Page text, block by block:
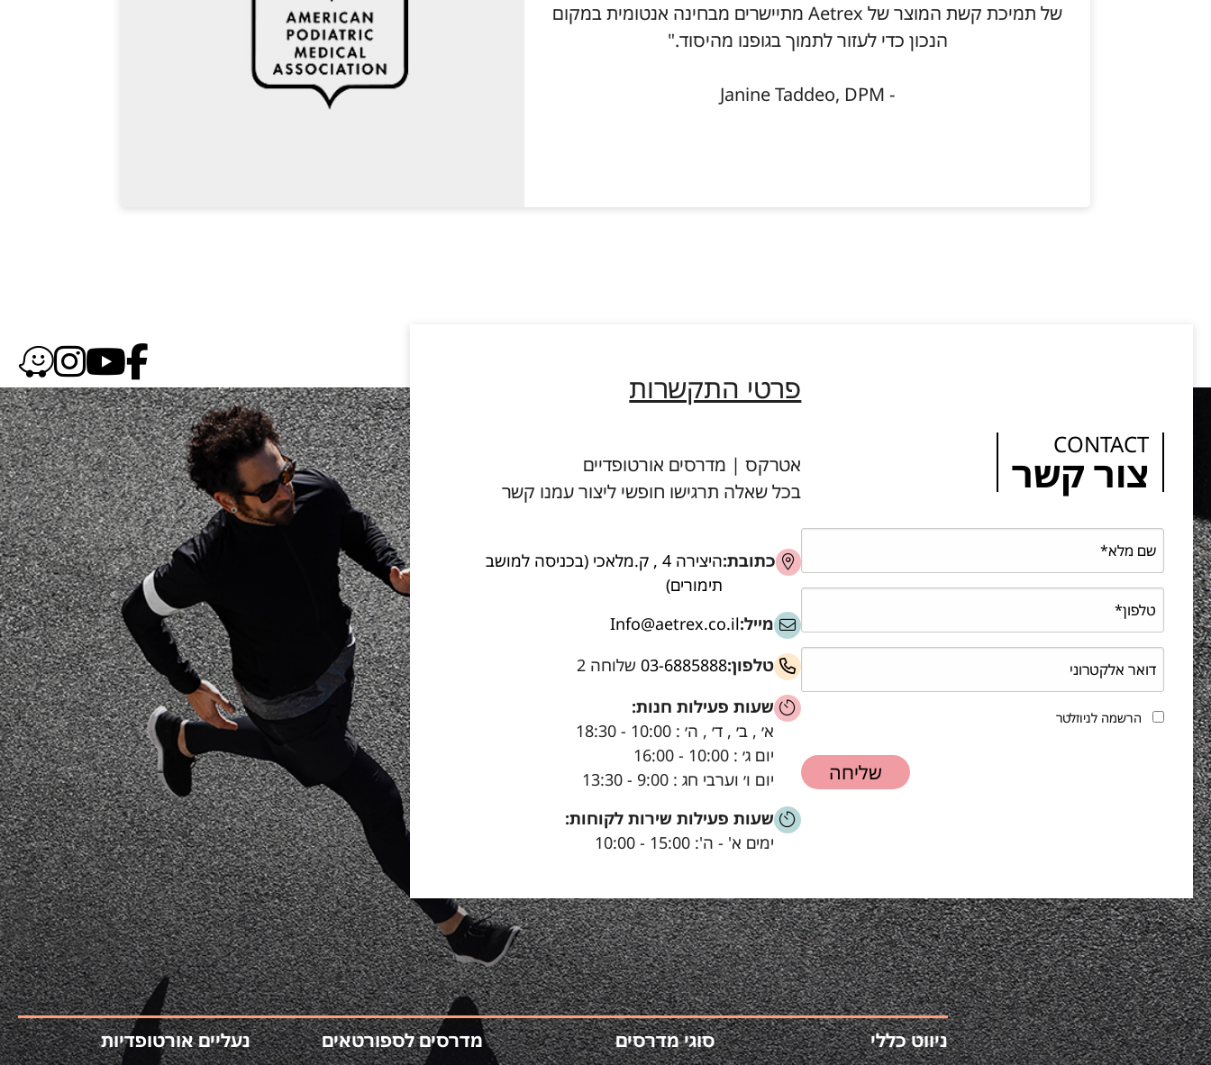
של תמיכת קשת המוצר של Aetrex מתיישרים מבחינה אנטומית במקום
הנכון כדי לעזור לתמוך בגופנו מהיסוד."
- Janine Taddeo, DPM
CONTACT
צור קשר
הרשמה לניוזלטר
פרטי התקשרות
אטרקס | מדרסים אורטופדיים
בכל שאלה תרגישו חופשי ליצור עמנו קשר
כתובת:
היצירה 4 , ק.מלאכי (בכניסה למושב
תימורים)
מייל:Info@aetrex.co.il
טלפון:03-6885888שלוחה 2
שעות פעילות חנות:
א׳ , ב׳ , ד׳ , ה׳ : 10:00 - 18:30
יום ג׳ : 10:00 - 16:00
יום ו׳ וערבי חג : 9:00 - 13:30
שעות פעילות שירות לקוחות:
ימים א' - ה': 15:00 - 10:00
ניווט כללי סוגי מדרסים מדרסים לספורטאים נעליים אורטופדיות